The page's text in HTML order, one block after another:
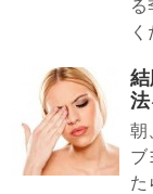
る
朝
ブ
た